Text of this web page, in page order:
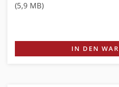
(5,9 MB)
IN DEN